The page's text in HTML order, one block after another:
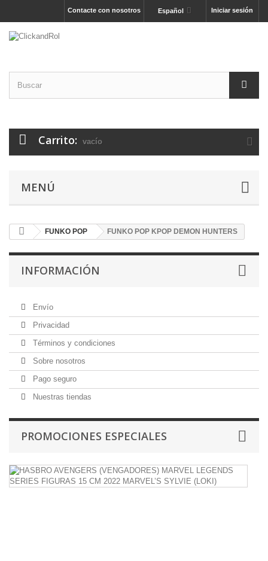
Iniciar sesión
Español
Contacte con nosotros
Carrito: vacío
MENÚ
FUNKO POP FUNKO POP KPOP DEMON HUNTERS
INFORMACIÓN
Envío
Privacidad
Términos y condiciones
Sobre nosotros
Pago seguro
Nuestras tiendas
PROMOCIONES ESPECIALES